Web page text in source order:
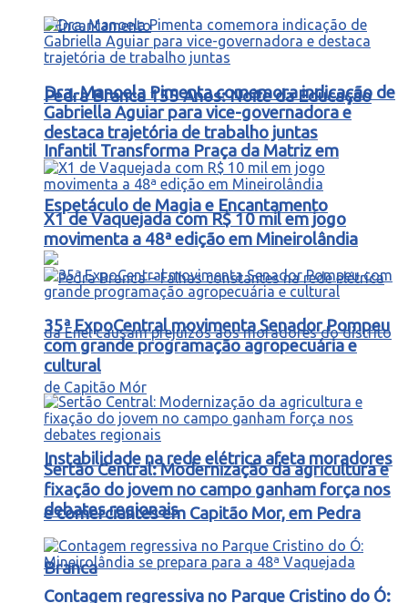
Pedra Branca 155 Anos: Noite da Educação
Infantil Transforma Praça da Matriz em
Espetáculo de Magia e Encantamento
Instabilidade na rede elétrica afeta moradores
e comerciantes em Capitão Mor, em Pedra
Branca
Dra. Manoela Pimenta comemora indicação de
Gabriella Aguiar para vice-governadora e
destaca trajetória de trabalho juntas
X1 de Vaquejada com R$ 10 mil em jogo
movimenta a 48ª edição em Mineirolândia
35ª ExpoCentral movimenta Senador Pompeu
com grande programação agropecuária e
cultural
Sertão Central: Modernização da agricultura e
fixação do jovem no campo ganham força nos
debates regionais
Contagem regressiva no Parque Cristino do Ó: